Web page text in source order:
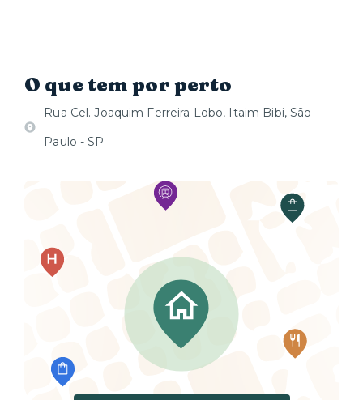
O que tem por perto
Rua Cel. Joaquim Ferreira Lobo, Itaim Bibi, São
Paulo - SP